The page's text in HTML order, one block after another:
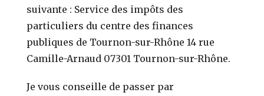
suivante : Service des impôts des
particuliers du centre des finances
publiques de Tournon-sur-Rhône 14 rue
Camille-Arnaud 07301 Tournon-sur-Rhône.
Je vous conseille de passer par